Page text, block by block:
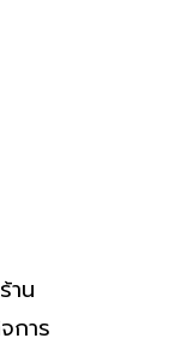
าน
การ